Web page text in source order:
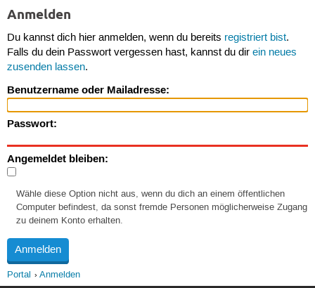
Anmelden
Du kannst dich hier anmelden, wenn du bereits registriert bist.
Falls du dein Passwort vergessen hast, kannst du dir ein neues
zusenden lassen.
Benutzername oder Mailadresse:
Passwort:
Angemeldet bleiben:
Wähle diese Option nicht aus, wenn du dich an einem öffentlichen
Computer befindest, da sonst fremde Personen möglicherweise Zugang
zu deinem Konto erhalten.
Portal Anmelden